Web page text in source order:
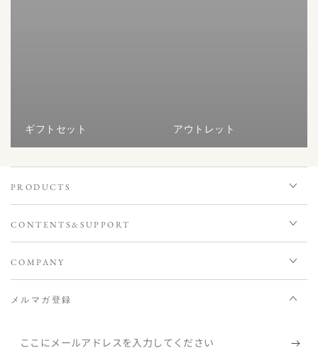
ギフトセット アウトレット
PRODUCTS
CONTENTS&SUPPORT
COMPANY
メルマガ登録
こ